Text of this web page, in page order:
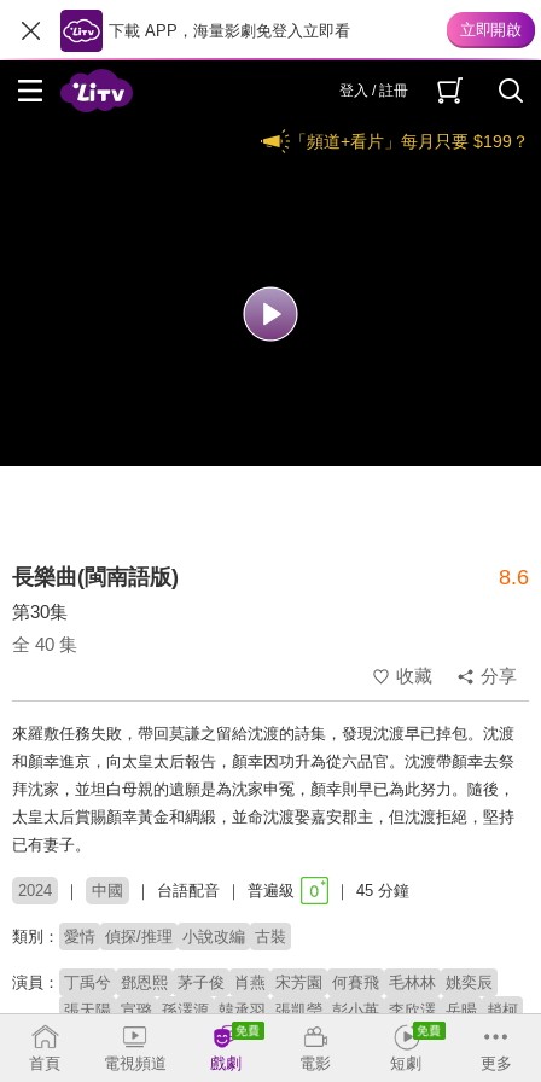
下載 APP，海量影劇免登入立即看
登入 / 註冊
「頻道+看片」每月只要 $199？
長樂曲(閩南語版) 8.6
第30集
全 40 集
收藏
分享
來羅敷任務失敗，帶回莫謙之留給沈渡的詩集，發現沈渡早已掉包。沈渡
和顏幸進京，向太皇太后報告，顏幸因功升為從六品官。沈渡帶顏幸去祭
拜沈家，並坦白母親的遺願是為沈家申冤，顏幸則早已為此努力。隨後，
太皇太后賞賜顏幸黃金和綢緞，並命沈渡娶嘉安郡主，但沈渡拒絕，堅持
已有妻子。
2024 中國 台語配音 普遍級 45 分鐘
類別： 愛情 偵探/推理 小說改編 古裝
演員： 丁禹兮 鄧恩熙 茅子俊 肖燕 宋芳園 何賽飛 毛林林 姚奕辰
張天陽 宣璐 孫澤源 韓承羽 張凱瑩 彭小苒 李欣澤 岳暘 趙柯
首頁 電視頻道 戲劇 電影 短劇 更多